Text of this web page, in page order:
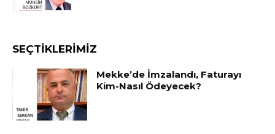
SEÇTIKLERIMIZ
Mekke’de İmzalandı, Faturayı
Kim-Nasıl Ödeyecek?